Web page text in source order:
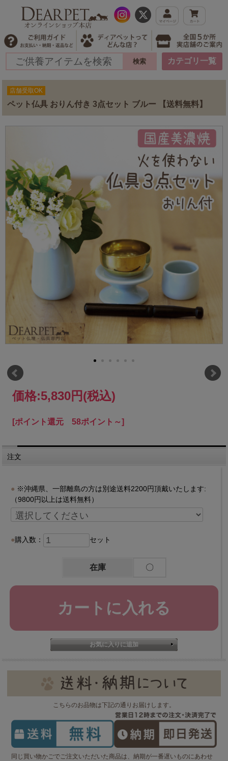
カテゴリ一覧
店舗受取OK
ペット仏具 おりん付き 3点セット ブルー 【送料無料】
価格:5,830円(税込)
[ポイント還元 58ポイント～]
注文
※沖縄県、一部離島の方は別途送料2200円頂戴いたします:
（9800円以上は送料無料）
購入数： セット
在庫 〇
こちらのお品物は下記の通りお届けします。
同じ買い物かごでご注文いただいた商品は、納期が一番遅いものにあわせ